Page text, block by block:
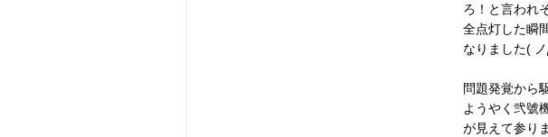
ろ！と言われ
全点灯した瞬
なりました(
問題発覚から
ようやく弐號
が見えて参り